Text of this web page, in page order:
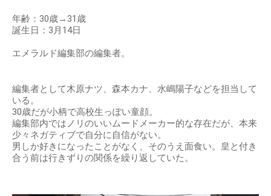
年齢：30歳→31歳
誕生日：3月14日
エメラルド編集部の編集者。
編集者として木原ナツ、森本カナ、水嶋陽子などを担当して
いる。
30歳だが小柄で高校生っぽい童顔。
編集部内ではノリのいいムードメーカー的な存在だが、本来
少々ネガティブで自分に自信がない。
男しか好きになったことがなく、そのうえ面食い。皇と付き
合う前は行きずりの関係を繰り返していた。